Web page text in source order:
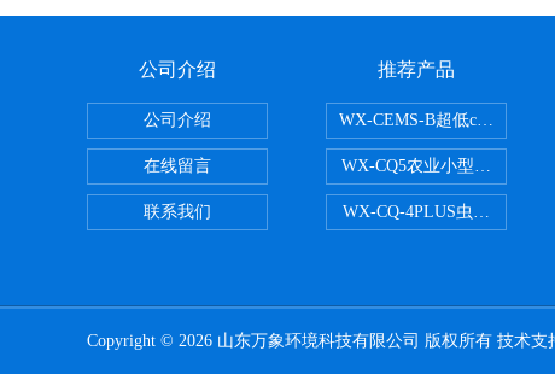
公司介绍
公司介绍
在线留言
联系我们
推荐产品
WX-CEMS-B超低cems烟气监
WX-CQ5农业小型气象站
WX-CQ-4PLUS虫情测报灯
Copyright © 2026 山东万象环境科技有限公司 版权所有 技术支